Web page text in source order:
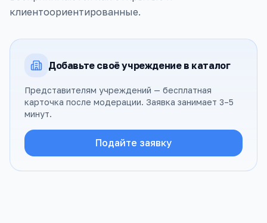
клиентоориентированные.
Добавьте своё учреждение в каталог
Представителям учреждений — бесплатная
карточка после модерации. Заявка занимает 3–5
минут.
Подайте заявку